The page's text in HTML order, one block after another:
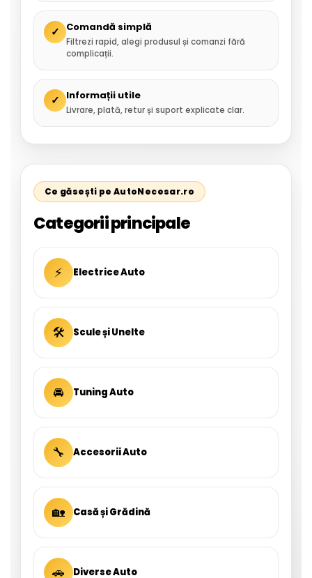
✓ Comandă simplă
Filtrezi rapid, alegi produsul și comanzi fără
complicații.
✓ Informații utile
Livrare, plată, retur și suport explicate clar.
Ce găsești pe AutoNecesar.ro
Categorii principale
⚡ Electrice Auto
🛠 Scule și Unelte
🚘 Tuning Auto
🔧 Accesorii Auto
🏡 Casă și Grădină
🚗 Diverse Auto